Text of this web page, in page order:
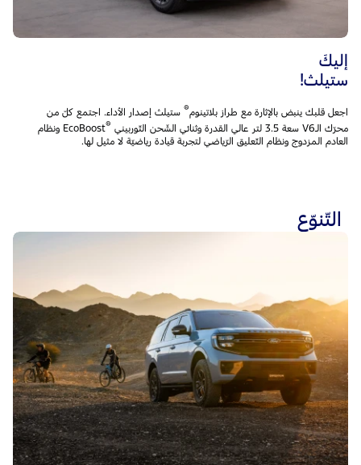
إليكَ
ستيلث!
اجعل قلبك ينبض بالإثارة مع طراز بلاتينوم® ستيلث إصدار الأداء. اجتمع كلّ من
محرّك الـV6 سعة 3.5 لتر عالي القدرة وثنائي الشّحن التّوربيني
®
EcoBoost ونظام
العادم المزدوج ونظام التّعليق الرّياضي لتجربة قيادة رياضيّة لا مثيل لها.
التّنوّع